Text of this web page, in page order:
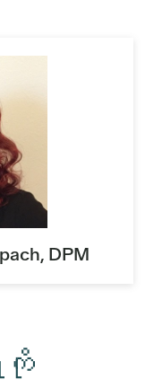
DPM
ကို